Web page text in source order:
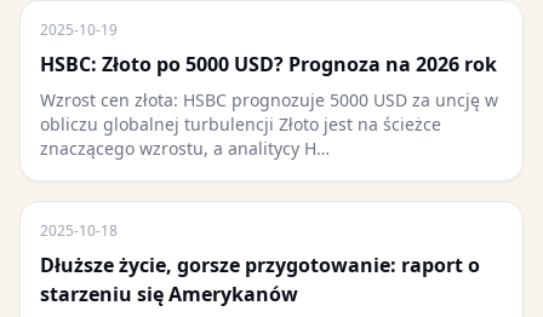
2025-10-19
HSBC: Złoto po 5000 USD? Prognoza na 2026 rok
Wzrost cen złota: HSBC prognozuje 5000 USD za uncję w
obliczu globalnej turbulencji Złoto jest na ścieżce
znaczącego wzrostu, a analitycy H…
2025-10-18
Dłuższe życie, gorsze przygotowanie: raport o
starzeniu się Amerykanów